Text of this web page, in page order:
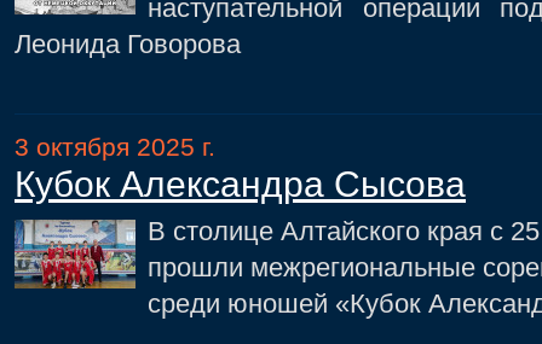
наступательной операции
Леонида Говорова
3 октября 2025 г.
Кубок Александра Сысова
В столице Алтайского края с
прошли межрегиональные
среди юношей «Кубок